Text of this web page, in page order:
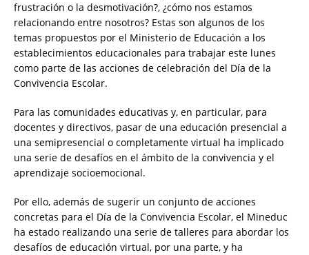
frustración o la desmotivación?, ¿cómo nos estamos
relacionando entre nosotros? Estas son algunos de los
temas propuestos por el Ministerio de Educación a los
establecimientos educacionales para trabajar este lunes
como parte de las acciones de celebración del Día de la
Convivencia Escolar.
Para las comunidades educativas y, en particular, para
docentes y directivos, pasar de una educación presencial a
una semipresencial o completamente virtual ha implicado
una serie de desafíos en el ámbito de la convivencia y el
aprendizaje socioemocional.
Por ello, además de sugerir un conjunto de acciones
concretas para el Día de la Convivencia Escolar, el Mineduc
ha estado realizando una serie de talleres para abordar los
desafíos de educación virtual, por una parte, y ha